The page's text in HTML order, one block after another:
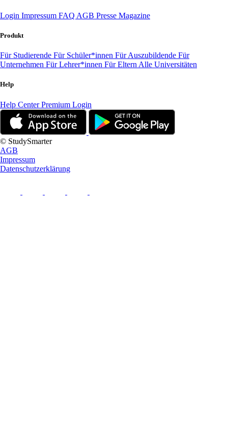
Login Impressum FAQ AGB Presse Magazine
Produkt
Für Studierende Für Schüler*innen Für Auszubildende Für
Unternehmen Für Lehrer*innen Für Eltern Alle Universitäten
Help
Help CenterPremium Login
© StudySmarter
AGB
Impressum
Datenschutzerklärung